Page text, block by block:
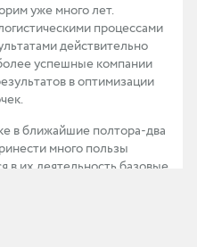
уже много лет.
процессами
действительно
успешные компании
в оптимизации
в ближайшие полтора-два
много пользы
в их деятельность базовые